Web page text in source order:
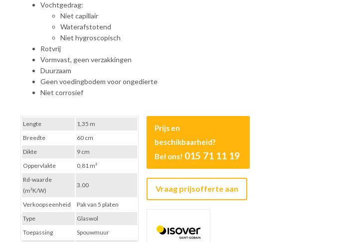
Vochtgedrag:
Niet capillair
Waterafstotend
Niet hygroscopisch
Rotvrij
Vormvast, geen verzakkingen
Duurzaam
Geen voedingbodem voor ongedierte
Niet corrosief
Prijs en
beschikbaarheid?
Bel ons! 015 71 11 19
Vraag prijsofferte aan
Lengte
1,35 m
Breedte
60 cm
Dikte
9 cm
Oppervlakte
0,81 m²
Rd-waarde
(m²K/W)
3.00
Verkoopseenheid
Pak van 5 platen
Type
Glaswol
Toepassing
Spouwmuur